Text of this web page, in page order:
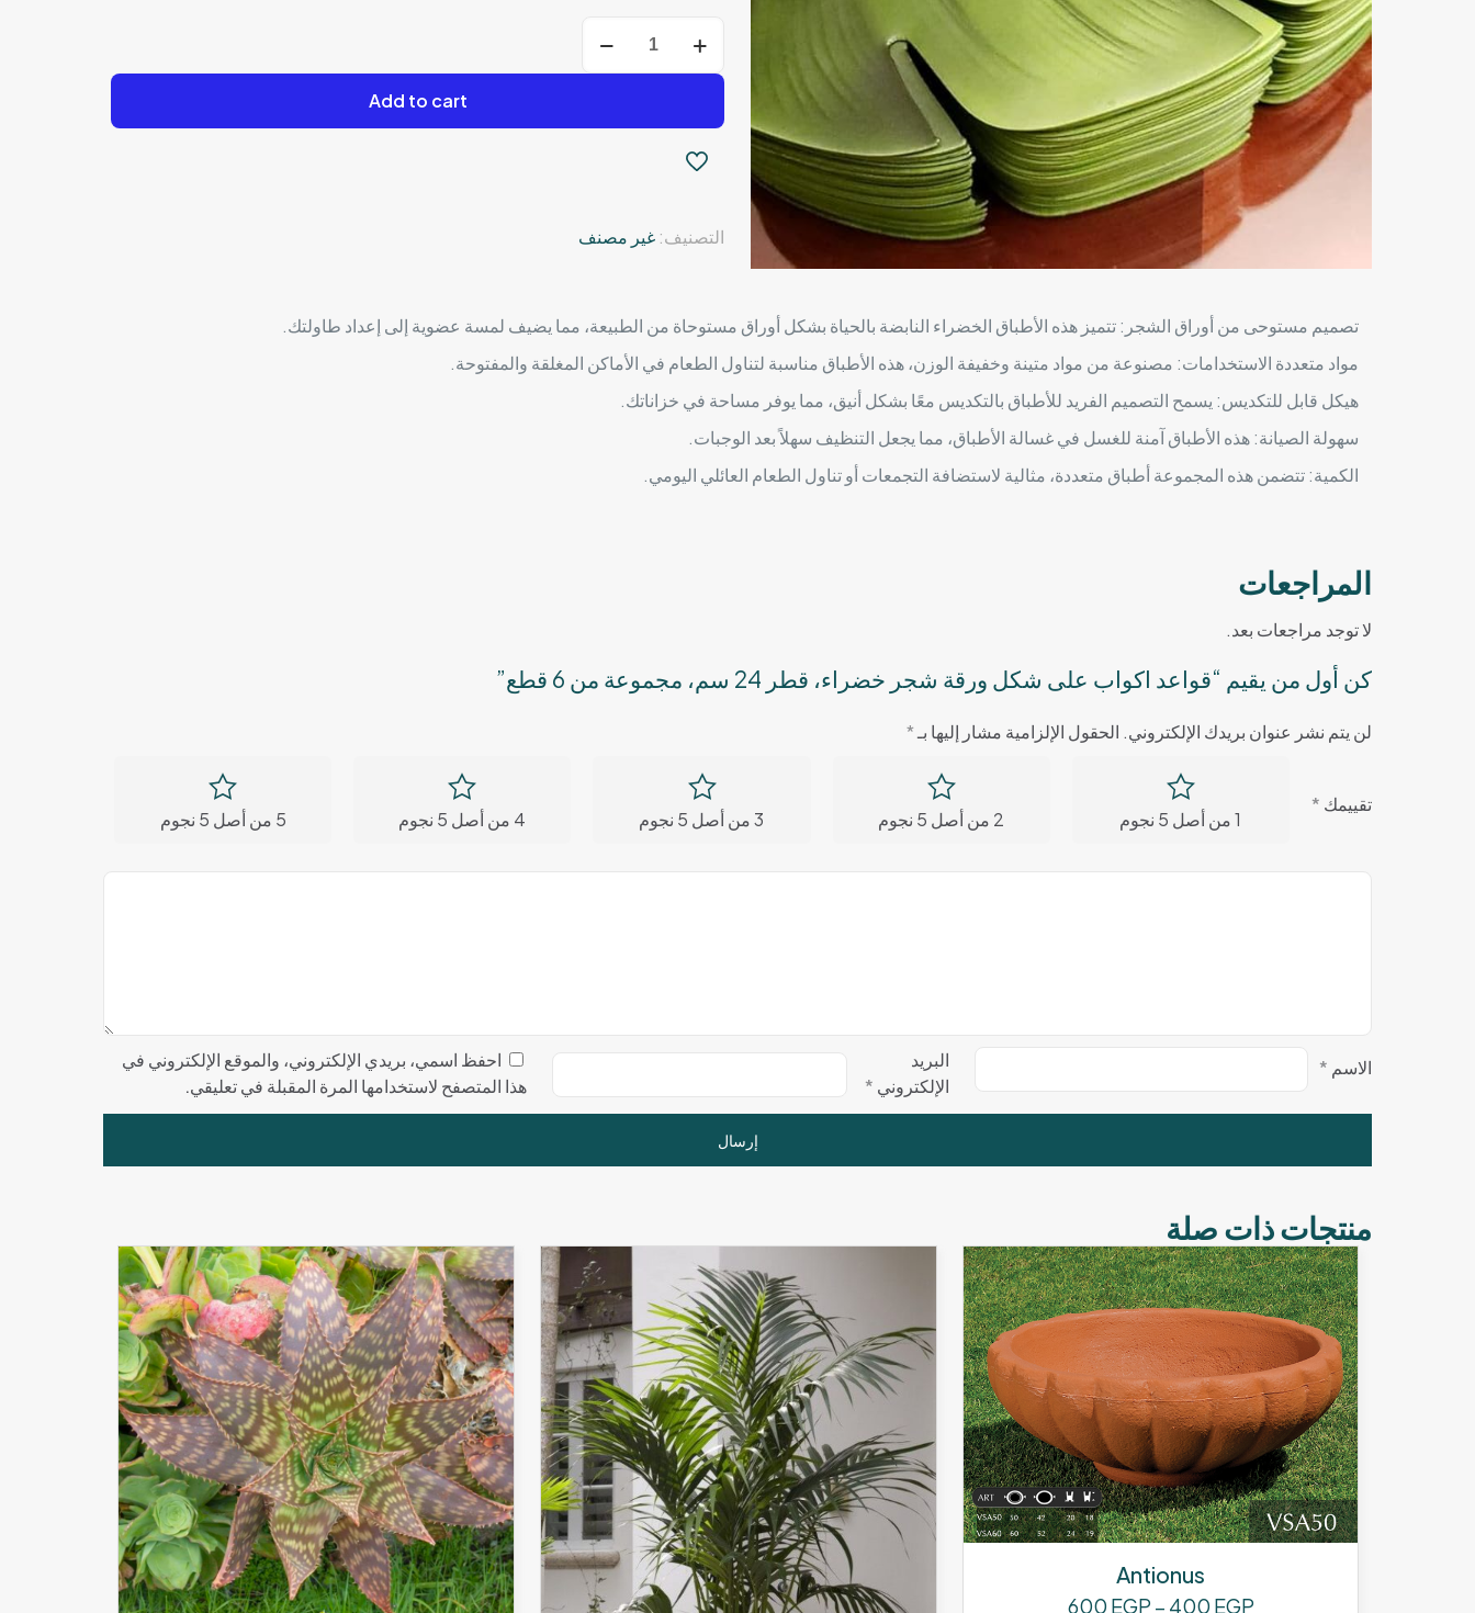
قواعد
اكواب
شكل
ورقة
قطر
مجموعة
6
قطع
Add to cart
التصنيف: غير مصنف
تصميم مستوحى من أوراق الشجر: تتميز هذه الأطباق الخضراء النابضة بالحياة بشكل أوراق مستوحاة من الطبيعة، مما يضيف لمسة عضوية إلى إعداد طاولتك.
مواد متعددة الاستخدامات: مصنوعة من مواد متينة وخفيفة الوزن، هذه الأطباق مناسبة لتناول الطعام في الأماكن المغلقة والمفتوحة.
هيكل قابل للتكديس: يسمح التصميم الفريد للأطباق بالتكديس معًا بشكل أنيق، مما يوفر مساحة في خزاناتك.
سهولة الصيانة: هذه الأطباق آمنة للغسل في غسالة الأطباق، مما يجعل التنظيف سهلاً بعد الوجبات.
الكمية: تتضمن هذه المجموعة أطباق متعددة، مثالية لاستضافة التجمعات أو تناول الطعام العائلي اليومي.
المراجعات
لا توجد مراجعات بعد.
كن أول من يقيم “قواعد اكواب على شكل ورقة شجر خضراء، قطر 24 سم، مجموعة من 6 قطع”
لن يتم نشر عنوان بريدك الإلكتروني. الحقول الإلزامية مشار إليها بـ*
تقييمك *
1 من أصل 5 نجوم 2 من أصل 5 نجوم 3 من أصل 5 نجوم 4 من أصل 5 نجوم 5 من أصل 5 نجوم
الاسم *
البريد
الإلكتروني *
احفظ اسمي، بريدي الإلكتروني، والموقع الإلكتروني في
هذا المتصفح لاستخدامها المرة المقبلة في تعليقي.
منتجات ذات صلة
Antionus
400 EGP
–
600 EGP
نطاق